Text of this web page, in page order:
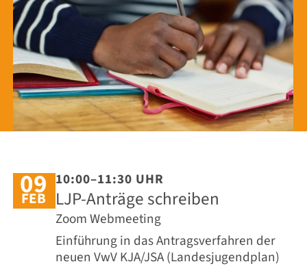
09
FEB
10:00–11:30 UHR
LJP-Anträge schreiben
Zoom Webmeeting
Einführung in das Antragsverfahren der
neuen VwV KJA/JSA (Landesjugendplan)